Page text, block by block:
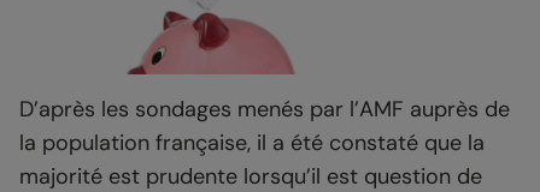
D’après les sondages menés par l’AMF auprès de
la population française, il a été constaté que la
majorité est prudente lorsqu’il est question de